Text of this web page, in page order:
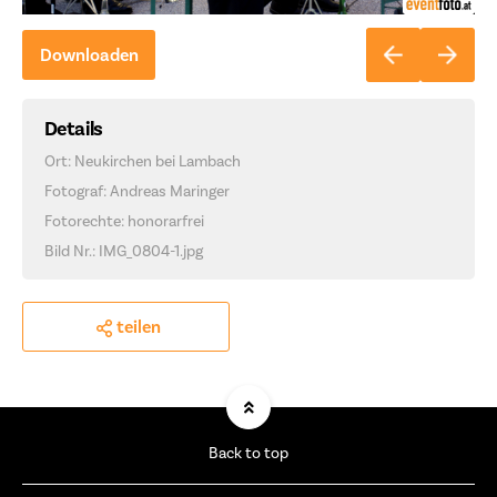
Downloaden
Details
Ort: Neukirchen bei Lambach
Fotograf: Andreas Maringer
Fotorechte: honorarfrei
Bild Nr.: IMG_0804-1.jpg
teilen
Back to top